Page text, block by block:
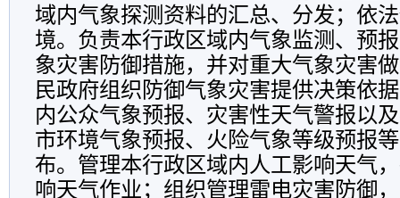
域内气象探测资料的汇总、分发；依
境。负责本行政区域内气象监测、预
象灾害防御措施，并对重大气象灾害
民政府组织防御气象灾害提供决策依
内公众气象预报、灾害性天气警报以
市环境气象预报、火险气象等级预报
布。管理本行政区域内人工影响天气
响天气作业；组织管理雷电灾害防御